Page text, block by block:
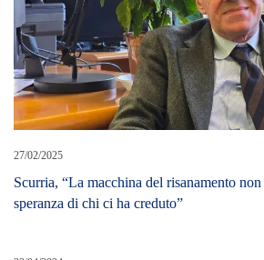
27/02/2025
Scurria, “La macchina del risanamento
speranza di chi ci ha creduto”